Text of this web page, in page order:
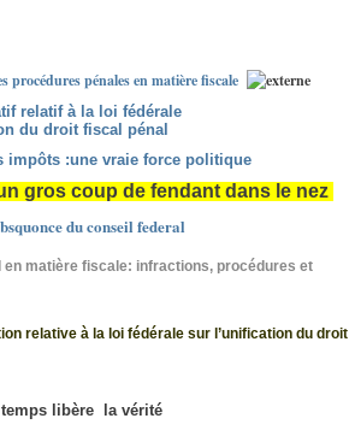
pénales en matière fiscale
relatif à la loi fédérale
du droit fiscal pénal
impôts :une vraie force politique
gros coup de fendant dans le nez
du conseil federal
matière fiscale: infractions, procédures et
relative à la loi fédérale sur l’unification du droit
libère la vérité